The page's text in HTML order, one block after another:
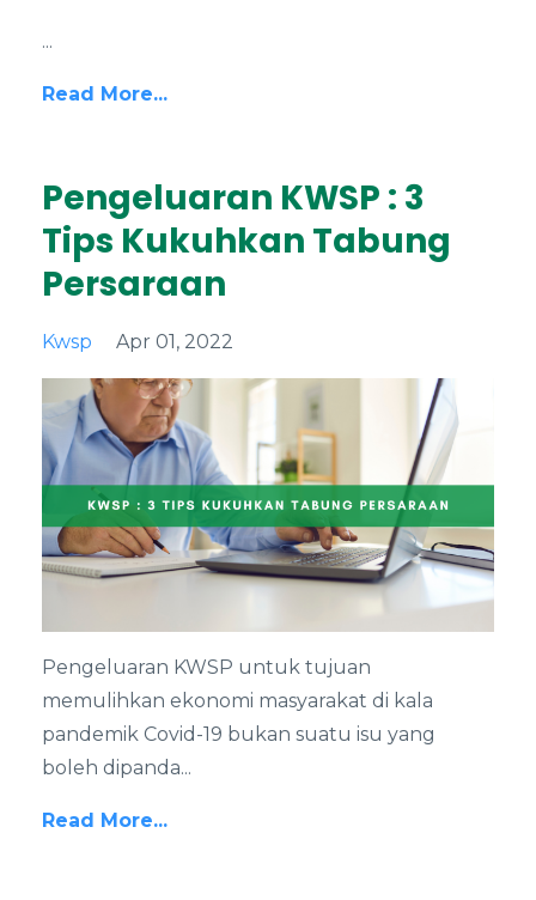
...
Read More...
Pengeluaran KWSP : 3
Tips Kukuhkan Tabung
Persaraan
Kwsp Apr 01, 2022
Pengeluaran KWSP untuk tujuan
memulihkan ekonomi masyarakat di kala
pandemik Covid-19 bukan suatu isu yang
boleh dipanda...
Read More...